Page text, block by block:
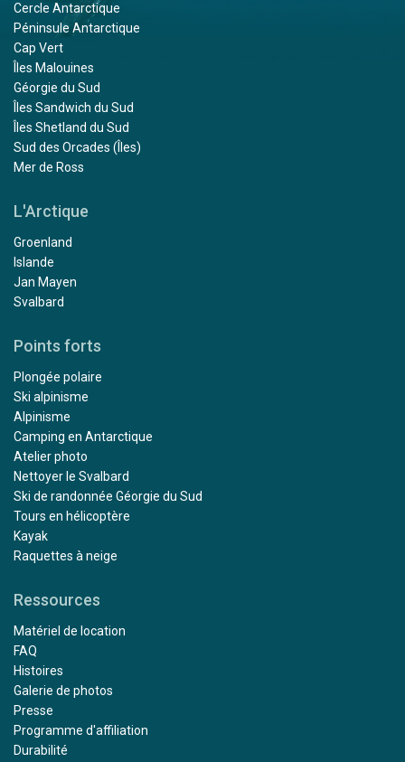
Cercle Antarctique
Péninsule Antarctique
Cap Vert
Îles Malouines
Géorgie du Sud
Îles Sandwich du Sud
Îles Shetland du Sud
Sud des Orcades (Îles)
Mer de Ross
L'Arctique
Groenland
Islande
Jan Mayen
Svalbard
Points forts
Plongée polaire
Ski alpinisme
Alpinisme
Camping en Antarctique
Atelier photo
Nettoyer le Svalbard
Ski de randonnée Géorgie du Sud
Tours en hélicoptère
Kayak
Raquettes à neige
Ressources
Matériel de location
FAQ
Histoires
Galerie de photos
Presse
Programme d'affiliation
Durabilité